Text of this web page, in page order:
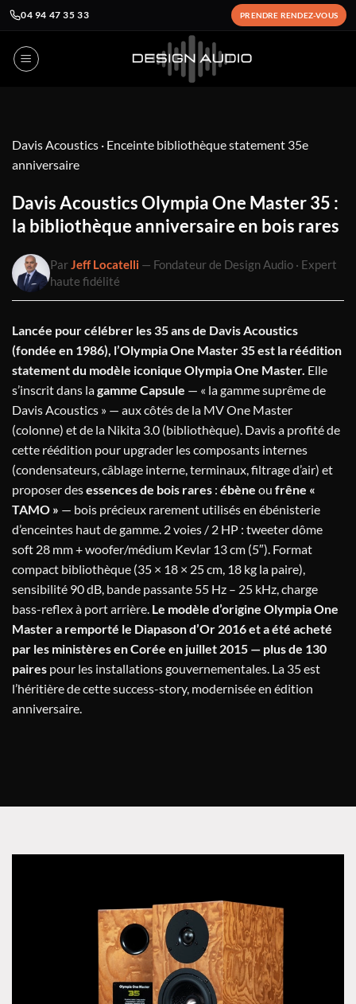
04 94 47 35 33 PRENDRE RENDEZ-VOUS
Davis Acoustics · Enceinte bibliothèque statement 35e
anniversaire
Davis Acoustics Olympia One Master 35 :
la bibliothèque anniversaire en bois rares
ParJeff Locatelli — Fondateur de Design Audio · Expert
haute fidélité
Lancée pour célébrer les 35 ans de Davis Acoustics
(fondée en 1986), l’Olympia One Master 35 est la réédition
statement du modèle iconique Olympia One Master. Elle
s’inscrit dans lagamme Capsule — « la gamme suprême de
Davis Acoustics » — aux côtés de la MV One Master
(colonne) et de la Nikita 3.0 (bibliothèque). Davis a profité de
cette réédition pour upgrader les composants internes
(condensateurs, câblage interne, terminaux, filtrage d’air) et
proposer desessences de bois rares : ébène ou frêne «
TAMO » — bois précieux rarement utilisés en ébénisterie
d’enceintes haut de gamme. 2 voies / 2 HP : tweeter dôme
soft 28 mm + woofer/médium Kevlar 13 cm (5″). Format
compact bibliothèque (35 × 18 × 25 cm, 18 kg la paire),
sensibilité 90 dB, bande passante 55 Hz – 25 kHz, charge
bass-reflex à port arrière. Le modèle d’origine Olympia One
Master a remporté le Diapason d’Or 2016 et a été acheté
par les ministères en Corée en juillet 2015 — plus de 130
paires pour les installations gouvernementales. La 35 est
l’héritière de cette success-story, modernisée en édition
anniversaire.